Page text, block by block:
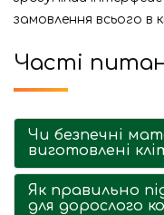
замовлення всього в
Часті
Чи безпечні
виготовлені
Як правильно
для дорослого